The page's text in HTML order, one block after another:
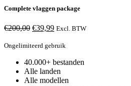
Complete vlaggen package
€200,00 Oorspronkelijke
was:
€39,99Huidige
is:
Excl. BTW
Ongelimiteerd gebruik
40.000+ bestanden
Alle landen
Alle modellen